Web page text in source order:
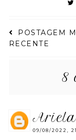
POSTAGEM
RECENTE
8
09/08/2022,